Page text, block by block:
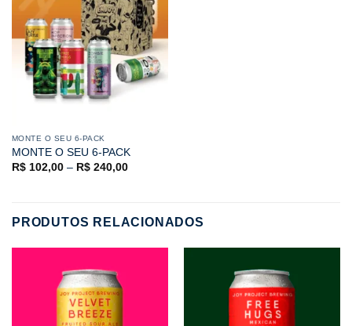
MONTE O SEU 6-PACK
MONTE O SEU 6-PACK
R$102,00– R$240,00
PRODUTOS RELACIONADOS